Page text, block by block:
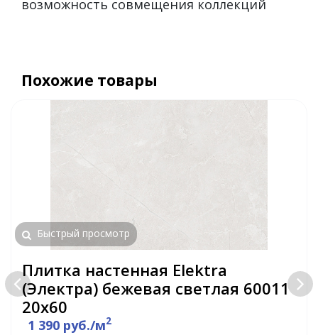
возможность совмещения коллекций
Похожие товары
Быстрый просмотр
Плитка настенная Elektra
(Электра) бежевая светлая 60011
20х60
1 390 руб./м2